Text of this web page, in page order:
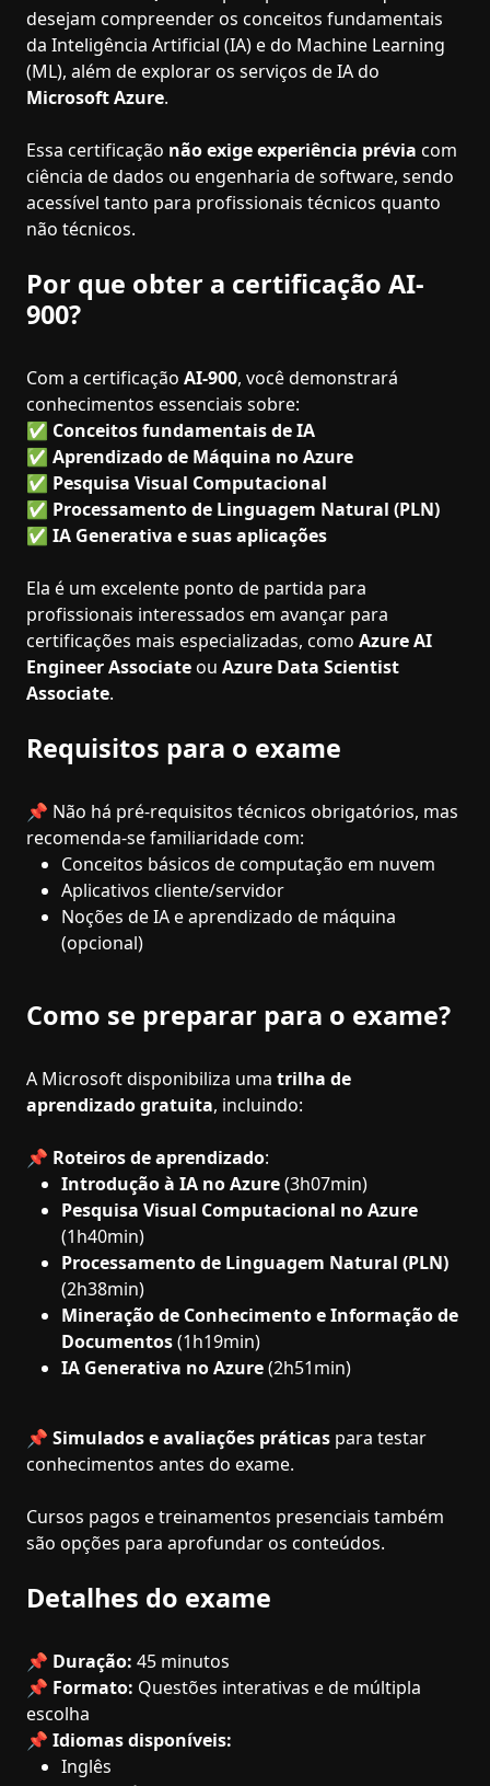
desejam compreender os conceitos fundamentais
da Inteligência Artificial (IA) e do Machine Learning
(ML), além de explorar os serviços de IA do
Microsoft Azure.
Essa certificação não exige experiência prévia com
ciência de dados ou engenharia de software, sendo
acessível tanto para profissionais técnicos quanto
não técnicos.
Por que obter a certificação AI-
900?
Com a certificação AI-900, você demonstrará
conhecimentos essenciais sobre:
✅ Conceitos fundamentais de IA
✅ Aprendizado de Máquina no Azure
✅ Pesquisa Visual Computacional
✅ Processamento de Linguagem Natural (PLN)
✅ IA Generativa e suas aplicações
Ela é um excelente ponto de partida para
profissionais interessados em avançar para
certificações mais especializadas, como Azure AI
Engineer Associateou Azure Data Scientist
Associate.
Requisitos para o exame
📌 Não há pré-requisitos técnicos obrigatórios, mas
recomenda-se familiaridade com:
Conceitos básicos de computação em nuvem
Aplicativos cliente/servidor
Noções de IA e aprendizado de máquina
(opcional)
Como se preparar para o exame?
A Microsoft disponibiliza uma trilha de
aprendizado gratuita, incluindo:
📌 Roteiros de aprendizado:
Introdução à IA no Azure(3h07min)
Pesquisa Visual Computacional no Azure
(1h40min)
Processamento de Linguagem Natural (PLN)
(2h38min)
Mineração de Conhecimento e Informação de
Documentos(1h19min)
IA Generativa no Azure(2h51min)
📌 Simulados e avaliações práticas para testar
conhecimentos antes do exame.
Cursos pagos e treinamentos presenciais também
são opções para aprofundar os conteúdos.
Detalhes do exame
📌 Duração: 45 minutos
📌 Formato: Questões interativas e de múltipla
escolha
📌 Idiomas disponíveis:
Inglês